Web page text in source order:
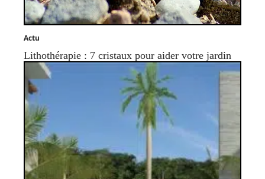
Actu
Lithothérapie : 7 cristaux pour aider votre jardin